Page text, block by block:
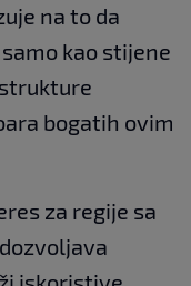
na to da
kao stijene
bogatih ovim
za regije sa